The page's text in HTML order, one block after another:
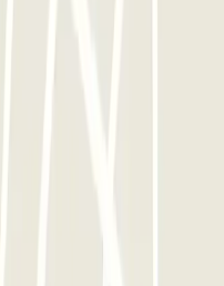
e sair do parque de
- Barajas: